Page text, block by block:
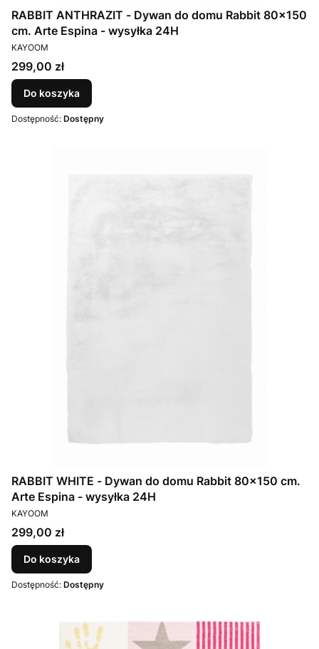
RABBIT ANTHRAZIT - Dywan do domu Rabbit 80x150
cm. Arte Espina - wysyłka 24H
PRODUCENT
KAYOOM
Cena
299,00 zł
Do koszyka
Dostępność: Dostępny
RABBIT WHITE - Dywan do domu Rabbit 80x150 cm.
Arte Espina - wysyłka 24H
PRODUCENT
KAYOOM
Cena
299,00 zł
Do koszyka
Dostępność: Dostępny